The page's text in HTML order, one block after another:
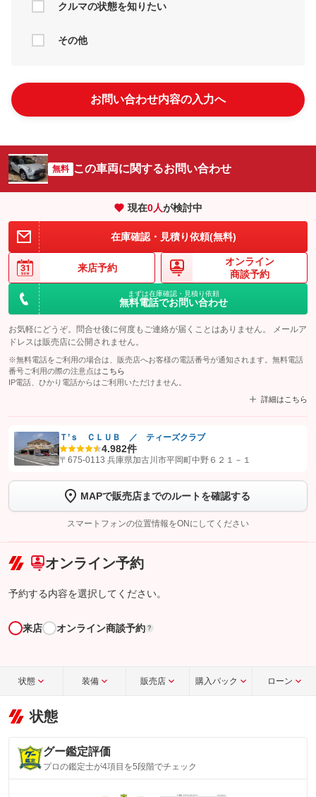
クルマの状態を知りたい
その他
お問い合わせ内容の入力へ
無料 この車両に関するお問い合わせ
現在0人が検討中
在庫確認・見積り依頼(無料)
来店予約
オンライン
商談予約
まずは在庫確認・見積り依頼
無料電話でお問い合わせ
お気軽にどうぞ。問合せ後に何度もご連絡が届くことはありません。 メールア
ドレスは販売店に公開されません。
※無料電話をご利用の場合は、販売店へお客様の電話番号が通知されます。無料電話
番号ご利用の際の注意点は こちら
IP電話、ひかり電話からはご利用いただけません。
詳細はこちら
【STEP1】認証画面でグーネットを友だち追加してから「許可する」ボタンを押
トーク画面で
ボタンをタップして問い合わせを
完了してください。
こちら
Ｔ’ｓ ＣＬＵＢ ／ ティーズクラブ
4.982件
〒675-0113 兵庫県加古川市平岡町中野６２１－１
MAPで販売店までのルートを確認する
スマートフォンの位置情報をONにしてください
オンライン予約
予約する内容を選択してください。
来店 オンライン商談予約 ?
状態 装備 販売店 購入パック ローン
状態
グー鑑定評価
プロの鑑定士が4項目を5段階でチェック